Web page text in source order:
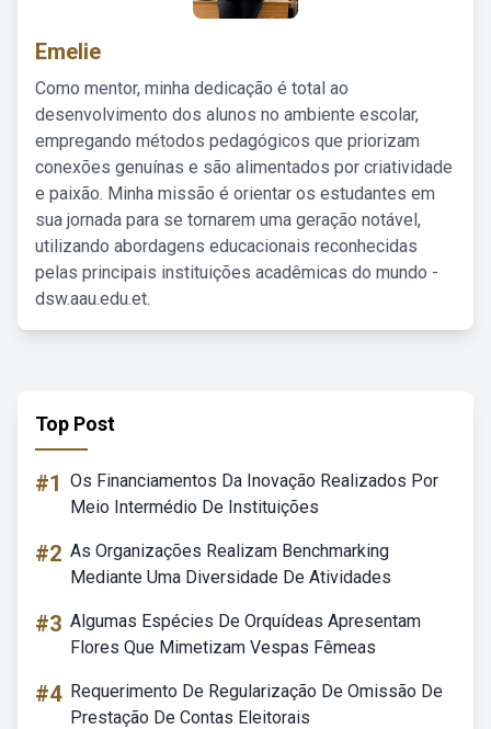
Emelie
Como mentor, minha dedicação é total ao
desenvolvimento dos alunos no ambiente escolar,
empregando métodos pedagógicos que priorizam
conexões genuínas e são alimentados por criatividade
e paixão. Minha missão é orientar os estudantes em
sua jornada para se tornarem uma geração notável,
utilizando abordagens educacionais reconhecidas
pelas principais instituições acadêmicas do mundo -
dsw.aau.edu.et.
Top Post
#1 Os Financiamentos Da Inovação Realizados Por
Meio Intermédio De Instituições
#2 As Organizações Realizam Benchmarking
Mediante Uma Diversidade De Atividades
#3 Algumas Espécies De Orquídeas Apresentam
Flores Que Mimetizam Vespas Fêmeas
#4 Requerimento De Regularização De Omissão De
Prestação De Contas Eleitorais